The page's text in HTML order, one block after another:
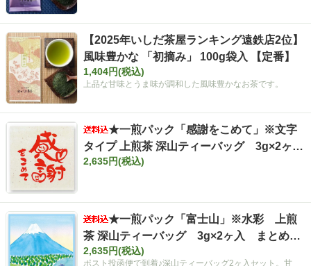
【2025年いしだ茶屋ランキング遠鉄店2位】
風味豊かな 「初摘み」 100g袋入 【定番】
1,404円(税込)
上品な甘味とうま味が調和した風味豊かなお茶です。
★一煎パック「感謝をこめて」※文字
タイプ 上煎茶 深山ティーバッグ 3g×2ヶ
入 まとめ買いセット【ポスト投函便・送料
2,635円(税込)
★一煎パック「富士山」※水彩 上煎
茶 深山ティーバッグ 3g×2ヶ入 まとめ買
いセット【ポスト投函便・送料込み】
2,635円(税込)
ポスト投函便で到着♪深山ティーバッグ2ヶ入セット。甘